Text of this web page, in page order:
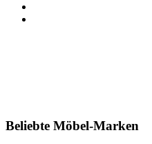
Beliebte Möbel-Marken